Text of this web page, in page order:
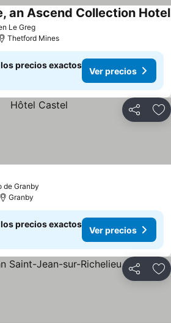
Le Greg
an Ascend Collection Hotel
Thetford Mines
precios exactos
Ver precios
Compartir
de Granby
Granby
precios exactos
Ver precios
Compartir